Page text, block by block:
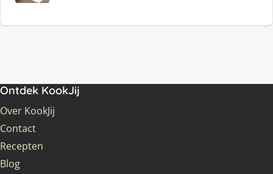
Ontdek KookJij
Over KookJij
Contact
Recepten
Blog